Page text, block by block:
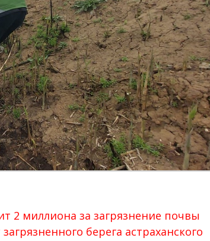
2 миллиона за загрязнение почвы
берега астраханского